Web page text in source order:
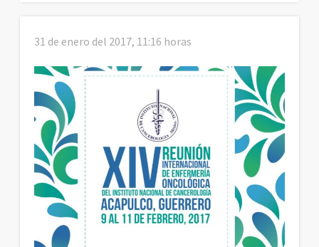
31 de enero del 2017, 11:16 horas